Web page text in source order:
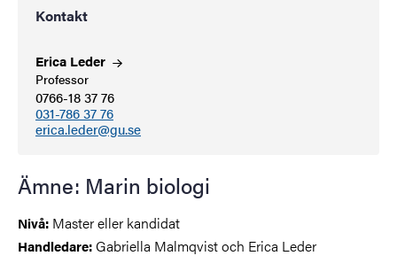
Kontakt
Erica Leder
Professor
0766-18 37 76
031-786 37 76
erica.leder@gu.se
Ämne: Marin biologi
Nivå: Master eller kandidat
Handledare:Gabriella Malmqvist och Erica Leder